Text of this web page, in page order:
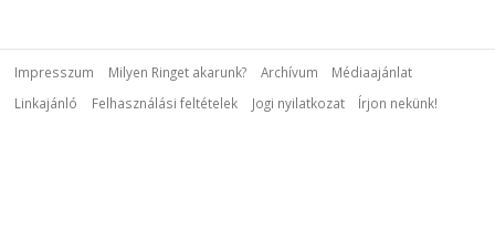
Impresszum Milyen Ringet akarunk? Archívum
Médiaajánlat
Linkajánló
Felhasználási feltételek Jogi nyilatkozat Írjon nekünk!